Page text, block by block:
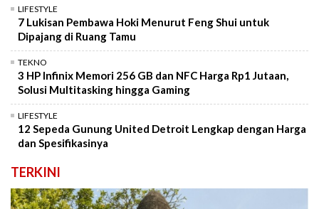
LIFESTYLE
7 Lukisan Pembawa Hoki Menurut Feng Shui untuk
Dipajang di Ruang Tamu
TEKNO
3 HP Infinix Memori 256 GB dan NFC Harga Rp1 Jutaan,
Solusi Multitasking hingga Gaming
LIFESTYLE
12 Sepeda Gunung United Detroit Lengkap dengan Harga
dan Spesifikasinya
TERKINI